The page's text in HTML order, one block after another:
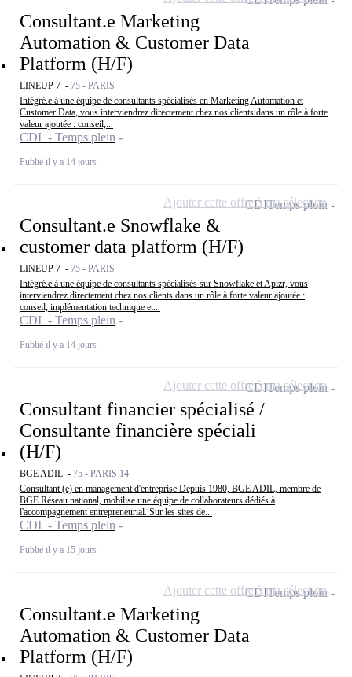
Consultant.e Marketing
Automation & Customer Data
Platform (H/F)
LINEUP 7 - 75 - PARIS
Intégré.e à une équipe de consultants spécialisés en Marketing Automation et
Customer Data, vous interviendrez directement chez nos clients dans un rôle à forte
valeur ajoutée : conseil,...
CDI - Temps plein
Publié il y a 14 jours
Consultant.e Snowflake &
customer data platform (H/F)
LINEUP 7 - 75 - PARIS
Intégré.e à une équipe de consultants spécialisés sur Snowflake et Apizr, vous
interviendrez directement chez nos clients dans un rôle à forte valeur ajoutée :
conseil, implémentation technique et...
CDI - Temps plein
Publié il y a 14 jours
CDITemps plein
Ajouter cette offre à ma sélection
Consultant financier spécialisé /
Consultante financière spéciali
(H/F)
BGE ADIL - 75 - PARIS 14
Consultant (e) en management d'entreprise Depuis 1980, BGE ADIL, membre de
BGE Réseau national, mobilise une équipe de collaborateurs dédiés à
l'accompagnement entrepreneurial. Sur les sites de...
CDI - Temps plein
Publié il y a 15 jours
CDITemps plein
Ajouter cette offre à ma sélection
Consultant.e Marketing
Automation & Customer Data
Platform (H/F)
CDITemps plein
Ajouter cette offre à ma sélection